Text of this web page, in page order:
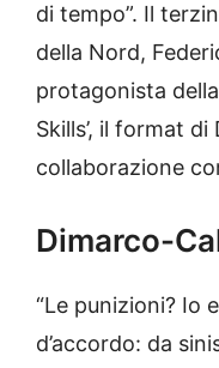
di tempo”. Il
della Nord,
protagonista
Skills’, il format
collaborazione
Dimarco-
“Le punizioni? Io e
d’accordo: da